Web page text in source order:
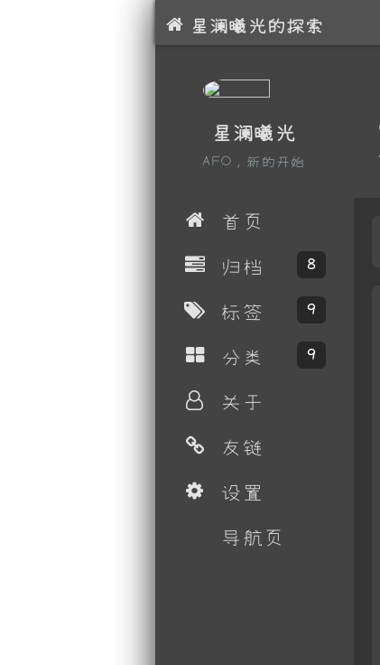
星澜曦光的探索
星澜曦光
AFO，新的开始
首页
归档
8
标签 9
分类 9
关于
友链
设置
导航页